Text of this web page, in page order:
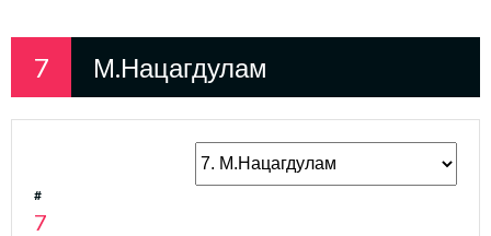
7 М.Нацагдулам
#
7